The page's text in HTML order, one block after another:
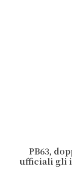
PB63,
ufficiali gli